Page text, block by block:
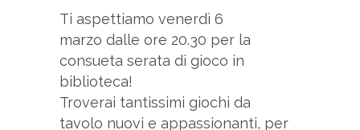
Ti aspettiamo venerdì 6
marzo dalle ore 20.30 per la
consueta serata di gioco in
biblioteca!
Troverai tantissimi giochi da
tavolo nuovi e appassionanti, per